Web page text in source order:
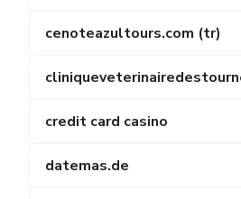
cenoteazultours.com (tr)
credit card casino
datemas.de